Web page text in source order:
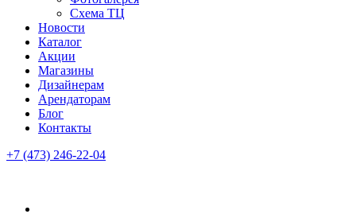
Схема ТЦ
Новости
Каталог
Акции
Магазины
Дизайнерам
Арендаторам
Блог
Контакты
+7 (473) 246-22-04